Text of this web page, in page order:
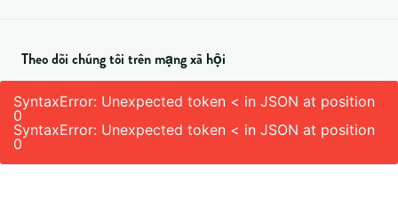
Theo dõi chúng tôi trên mạng xã hội
SyntaxError: Unexpected token < in JSON at position
0
SyntaxError: Unexpected token < in JSON at position
0